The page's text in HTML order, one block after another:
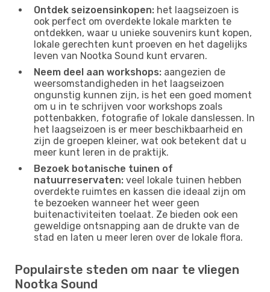
Ontdek seizoensinkopen: het laagseizoen is
ook perfect om overdekte lokale markten te
ontdekken, waar u unieke souvenirs kunt kopen,
lokale gerechten kunt proeven en het dagelijks
leven van Nootka Sound kunt ervaren.
Neem deel aan workshops: aangezien de
weersomstandigheden in het laagseizoen
ongunstig kunnen zijn, is het een goed moment
om u in te schrijven voor workshops zoals
pottenbakken, fotografie of lokale danslessen. In
het laagseizoen is er meer beschikbaarheid en
zijn de groepen kleiner, wat ook betekent dat u
meer kunt leren in de praktijk.
Bezoek botanische tuinen of
natuurreservaten: veel lokale tuinen hebben
overdekte ruimtes en kassen die ideaal zijn om
te bezoeken wanneer het weer geen
buitenactiviteiten toelaat. Ze bieden ook een
geweldige ontsnapping aan de drukte van de
stad en laten u meer leren over de lokale flora.
Populairste steden om naar te vliegen
Nootka Sound